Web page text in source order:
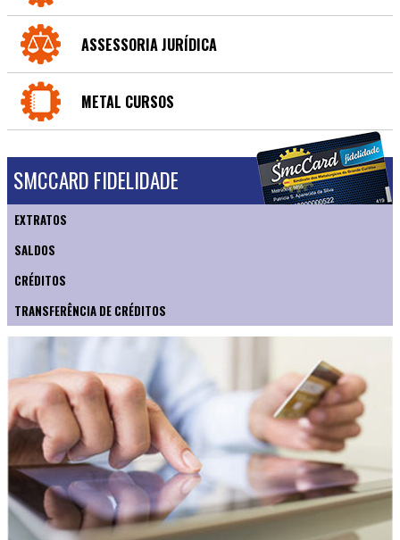
ASSESSORIA JURÍDICA
METAL CURSOS
SMCCARD FIDELIDADE
EXTRATOS
SALDOS
CRÉDITOS
TRANSFERÊNCIA DE CRÉDITOS